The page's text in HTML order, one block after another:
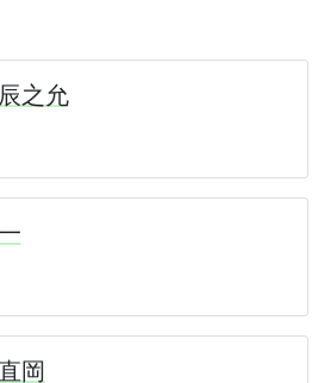
之允
岡